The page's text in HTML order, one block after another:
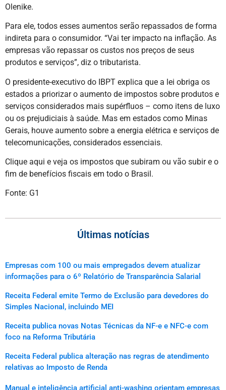
Olenike.
Para ele, todos esses aumentos serão repassados de forma
indireta para o consumidor. “Vai ter impacto na inflação. As
empresas vão repassar os custos nos preços de seus
produtos e serviços”, diz o tributarista.
O presidente-executivo do IBPT explica que a lei obriga os
estados a priorizar o aumento de impostos sobre produtos e
serviços considerados mais supérfluos – como itens de luxo
ou os prejudiciais à saúde. Mas em estados como Minas
Gerais, houve aumento sobre a energia elétrica e serviços de
telecomunicações, considerados essenciais.
Clique aqui e veja os impostos que subiram ou vão subir e o
fim de benefícios fiscais em todo o Brasil.
Fonte: G1
Últimas notícias
Empresas com 100 ou mais empregados devem atualizar
informações para o 6º Relatório de Transparência Salarial
Receita Federal emite Termo de Exclusão para devedores do
Simples Nacional, incluindo MEI
Receita publica novas Notas Técnicas da NF-e e NFC-e com
foco na Reforma Tributária
Receita Federal publica alteração nas regras de atendimento
relativas ao Imposto de Renda
Manual e inteligência artificial anti-washing orientam empresas